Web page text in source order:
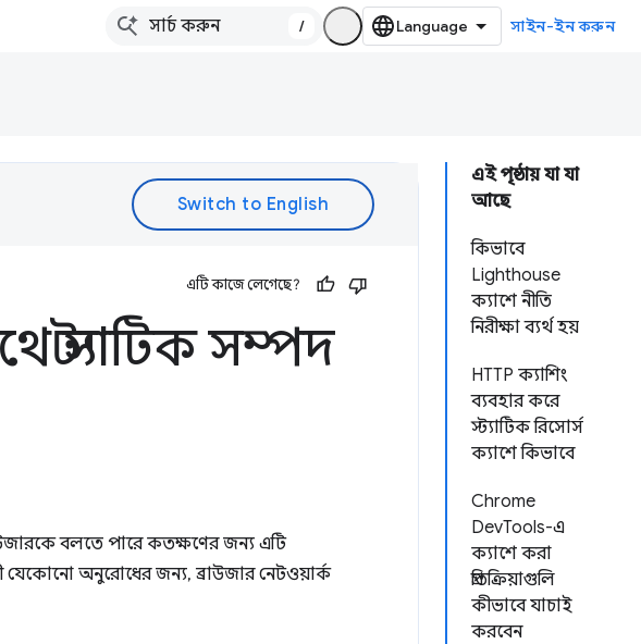
/ সাইন-ইন করুন
এই পৃষ্ঠায় যা যা
আছে
কিভাবে
Lighthouse
ক্যাশে নীতি
নিরীক্ষা ব্যর্থ হয়
HTTP ক্যাশিং
ব্যবহার করে
স্ট্যাটিক রিসোর্স
ক্যাশে কিভাবে
Chrome
DevTools-এ
ক্যাশে করা
প্রতিক্রিয়াগুলি
কীভাবে যাচাই
করবেন
এটি কাজে লেগেছে?
স্ট্যাটিক সম্পদ
বলতে পারে কতক্ষণের জন্য এটি
যেকোনো অনুরোধের জন্য, ব্রাউজার নেটওয়ার্ক